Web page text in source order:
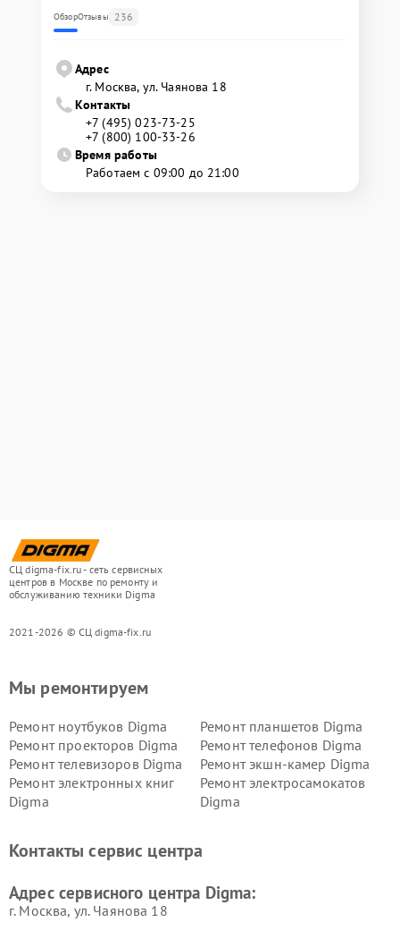
ОбзорОтзывы 236
Адрес
г. Москва, ул. Чаянова 18
Контакты
+7 (495) 023-73-25
+7 (800) 100-33-26
Время работы
Работаем с 09:00 до 21:00
СЦ digma-fix.ru - сеть сервисных
центров в Москве по ремонту и
обслуживанию техники Digma
2021-2026 © СЦ digma-fix.ru
Мы ремонтируем
Ремонт ноутбуков Digma
Ремонт планшетов Digma
Ремонт проекторов Digma
Ремонт телефонов Digma
Ремонт телевизоров Digma
Ремонт экшн-камер Digma
Ремонт электронных книг
Digma
Ремонт электросамокатов
Digma
Контакты сервис центра
Адрес сервисного центра Digma:
г. Москва, ул. Чаянова 18